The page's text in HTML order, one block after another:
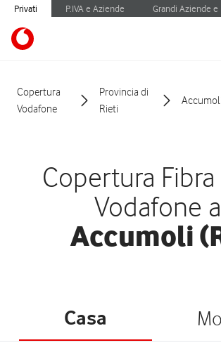
Privati P.IVA e Aziende Grandi Aziende e
Copertura
Vodafone
Provincia di
Rieti
Accumoli
Copertura Fibra
Vodafone a
Accumoli
Casa